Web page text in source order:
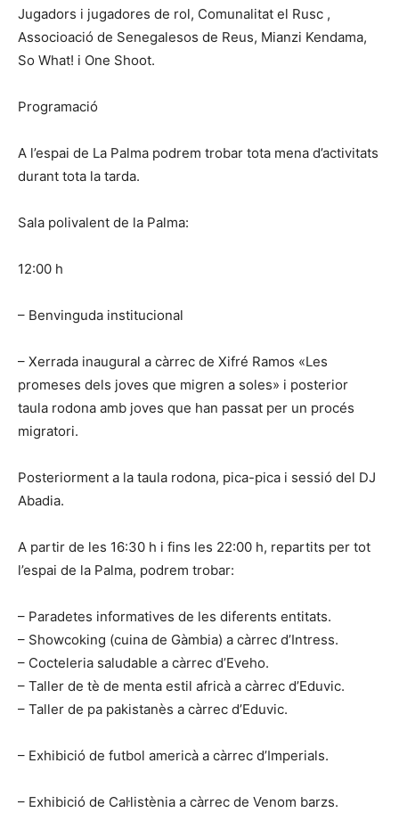
Jugadors i jugadores de rol, Comunalitat el Rusc ,
Associoació de Senegalesos de Reus, Mianzi Kendama,
So What! i One Shoot.
Programació
A l’espai de La Palma podrem trobar tota mena d’activitats
durant tota la tarda.
Sala polivalent de la Palma:
12:00 h
– Benvinguda institucional
– Xerrada inaugural a càrrec de Xifré Ramos «Les
promeses dels joves que migren a soles» i posterior
taula rodona amb joves que han passat per un procés
migratori.
Posteriorment a la taula rodona, pica-pica i sessió del DJ
Abadia.
A partir de les 16:30 h i fins les 22:00 h, repartits per tot
l’espai de la Palma, podrem trobar:
– Paradetes informatives de les diferents entitats.
– Showcoking (cuina de Gàmbia) a càrrec d’Intress.
– Cocteleria saludable a càrrec d’Eveho.
– Taller de tè de menta estil africà a càrrec d’Eduvic.
– Taller de pa pakistanès a càrrec d’Eduvic.
– Exhibició de futbol americà a càrrec d’Imperials.
– Exhibició de Cal·listènia a càrrec de Venom barzs.